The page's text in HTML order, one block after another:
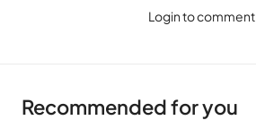
รักษาความปลอดภัยอุปกรณ์ของคุณ
Android อีกด้วย
Login to comment
Recommended for you